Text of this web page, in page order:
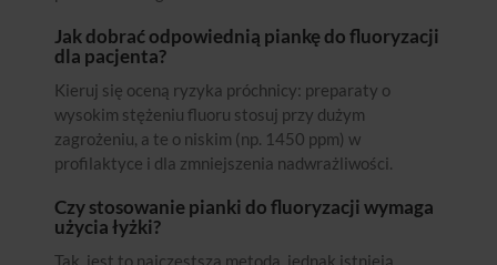
Jak dobrać odpowiednią piankę do fluoryzacji
dla pacjenta?
Kieruj się oceną ryzyka próchnicy: preparaty o
wysokim stężeniu fluoru stosuj przy dużym
zagrożeniu, a te o niskim (np. 1450 ppm) w
profilaktyce i dla zmniejszenia nadwrażliwości.
Czy stosowanie pianki do fluoryzacji wymaga
użycia łyżki?
Tak, jest to najczęstsza metoda, jednak istnieją